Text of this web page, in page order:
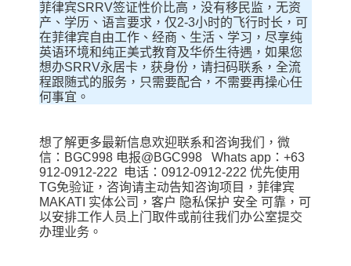
菲律宾SRRV签证性价比高，没有移民监，无资
产、学历、语言要求，仅2-3小时的飞行时长，可
在菲律宾自由工作、经商、生活、学习，尽享纯
英语环境和纯正美式教育及华侨生待遇，如果您
想办SRRV永居卡，获身份，请扫码联系，全流
程跟随式的服务，只需要配合，不需要再操心任
何事宜。
想了解更多最新信息欢迎联系和咨询我们，微
信：BGC998 电报@BGC998 Whats app：+63
912-0912-222 电话：0912-0912-222 优先使用
TG免验证，咨询请主动告知咨询项目，菲律宾
MAKATI 实体公司，客户 隐私保护 安全 可靠，可
以安排工作人员上门取件或前往我们办公室提交
办理业务。